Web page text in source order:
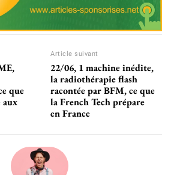
que
aux
Article suivant
22/06, 1 machine inédite,
la radiothérapie flash
racontée par BFM, ce que
la French Tech prépare
en France